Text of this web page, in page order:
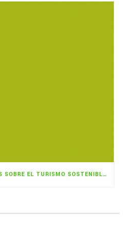
10 VERDADES INCÓMODAS SOBRE EL TURISMO SOSTENIBLE Y LA SOSTENIBILIDAD